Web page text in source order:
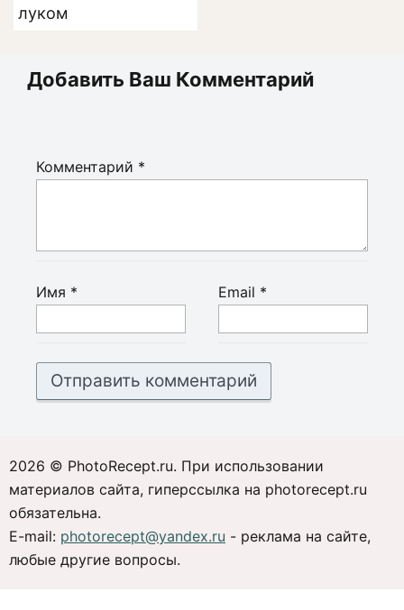
луком
Добавить Ваш Комментарий
Комментарий *
Имя * Email *
2026 © PhotoRecept.ru. При использовании
материалов сайта, гиперссылка на photorecept.ru
обязательна.
E-mail: photorecept@yandex.ru - реклама на сайте,
любые другие вопросы.